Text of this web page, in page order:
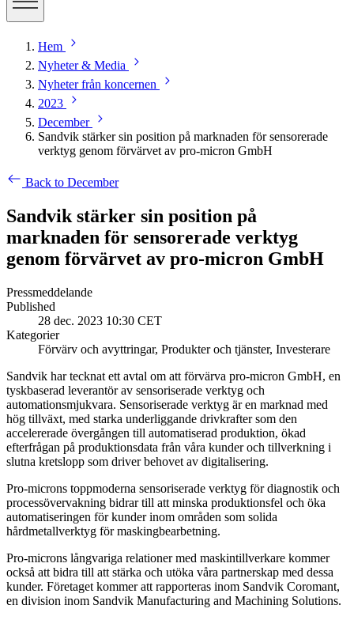
Hem
Nyheter & Media
Nyheter från koncernen
2023
December
Sandvik stärker sin position på marknaden för sensorerade
verktyg genom förvärvet av pro-micron GmbH
Back to December
Sandvik stärker sin position på
marknaden för sensorerade verktyg
genom förvärvet av pro-micron GmbH
Pressmeddelande
Published
28 dec. 2023 10:30 CET
Kategorier
Förvärv och avyttringar, Produkter och tjänster, Investerare
Sandvik har tecknat ett avtal om att förvärva pro-micron GmbH, en
tyskbaserad leverantör av sensoriserade verktyg och
automationsmjukvara. Sensoriserade verktyg är en marknad med
hög tillväxt, med starka underliggande drivkrafter som den
accelererade övergången till automatiserad produktion, ökad
efterfrågan på produktionsdata från våra kunder och tillverkning i
slutna kretslopp som driver behovet av digitalisering.
Pro-microns toppmoderna sensoriserade verktyg för diagnostik och
processövervakning bidrar till att minska produktionsfel och öka
automatiseringen för kunder inom områden som solida
hårdmetallverktyg för maskingbearbetning.
Pro-microns långvariga relationer med maskintillverkare kommer
också att bidra till att stärka och utöka våra partnerskap med dessa
kunder. Företaget kommer att rapporteras inom Sandvik Coromant,
en division inom Sandvik Manufacturing and Machining Solutions.